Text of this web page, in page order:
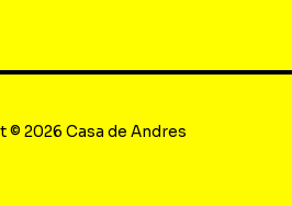
© 2026 Casa de Andres